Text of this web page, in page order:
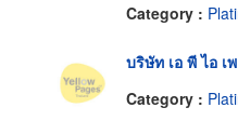
Category :
บริษัท เอ พี ไอ เ
Category :